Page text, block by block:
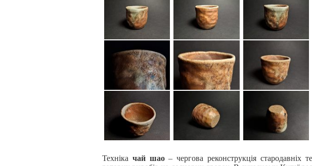
Техніка чай шао– чергова реконструкція стародавніх